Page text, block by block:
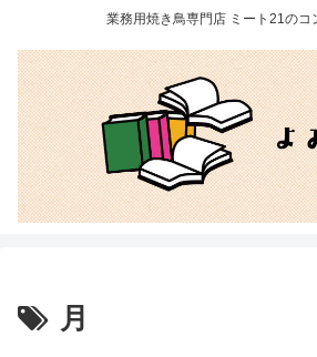
業務用焼き鳥専門店 ミート21のコ
月